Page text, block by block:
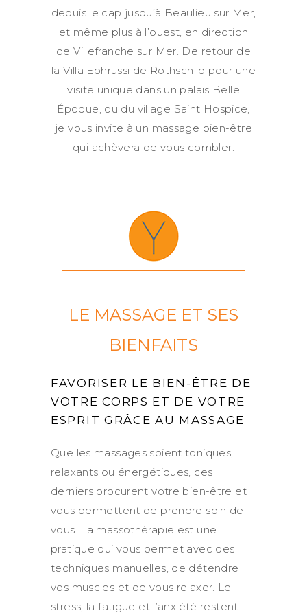
depuis le cap jusqu’à Beaulieu sur Mer,
et même plus à l’ouest, en direction
de Villefranche sur Mer. De retour de
la Villa Ephrussi de Rothschild pour une
visite unique dans un palais Belle
Époque, ou du village Saint Hospice,
je vous invite à un massage bien-être
qui achèvera de vous combler.
LE MASSAGE ET SES
BIENFAITS
FAVORISER LE BIEN-ÊTRE DE
VOTRE CORPS ET DE VOTRE
ESPRIT GRÂCE AU MASSAGE
Que les massages soient toniques,
relaxants ou énergétiques, ces
derniers procurent votre bien-être et
vous permettent de prendre soin de
vous. La massothérapie est une
pratique qui vous permet avec des
techniques manuelles, de détendre
vos muscles et de vous relaxer. Le
stress, la fatigue et l’anxiété restent